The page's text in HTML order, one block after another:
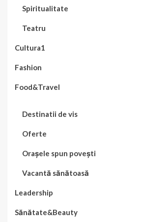
Spiritualitate
Teatru
Cultura1
Fashion
Food&Travel
Destinatii de vis
Oferte
Orașele spun povești
Vacantă sănătoasă
Leadership
Sănătate&Beauty